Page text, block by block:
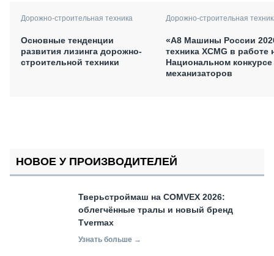
Дорожно-строительная техника
Основные тенденции
развития лизинга дорожно-
строительной техники
Дорожно-строительная
«А8 Машины России
техника XCMG в работе
Национальном конкурсе
механизаторов
НОВОЕ У ПРОИЗВОДИТЕЛЕЙ
Тверьстроймаш на COMVEX 2026:
облегчённые тралы и новый бренд
Tvermax
Узнать больше →